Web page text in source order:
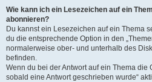
Wie kann ich ein Lesezeichen auf ein
abonnieren?
Du kannst ein Lesezeichen auf ein Thema
du die entsprechende Option in den
normalerweise ober- und unterhalb des
befinden.
Wenn du bei der Antwort auf ein Thema die
sobald eine Antwort geschrieben wurde“